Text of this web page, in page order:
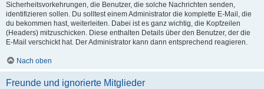
Sicherheitsvorkehrungen, die Benutzer, die solche Nachrichten senden,
identifizieren sollen. Du solltest einem Administrator die komplette E-Mail, die
du bekommen hast, weiterleiten. Dabei ist es ganz wichtig, die Kopfzeilen
(Headers) mitzuschicken. Diese enthalten Details über den Benutzer, der die
E-Mail verschickt hat. Der Administrator kann dann entsprechend reagieren.
Nach oben
Freunde und ignorierte Mitglieder